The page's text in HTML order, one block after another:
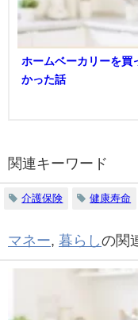
ホームベーカリーを買
かった話
関連キーワード
介護保険 健康寿命
マネー 暮らしの関